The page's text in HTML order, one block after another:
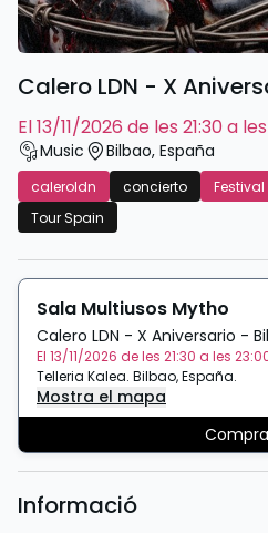
Calero LDN - X
el 13/11/2026 de les 21:30 a
Music Bilbao, España
caleroldn concierto Festival
Tour Spain
Sala Multiusos Mytho
Calero LDN - X Aniversario -
El 13/11/2026 de les 21:30 a les
Telleria Kalea. Bilbao,España.
Mostra el mapa
Compra
Informació